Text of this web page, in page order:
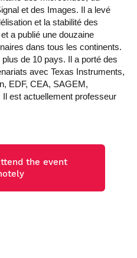
et des Images. Il a levé
et la stabilité des
a publié une douzaine
dans tous les continents.
de 10 pays. Il a porté des
avec Texas Instruments,
EDF, CEA, SAGEM,
est actuellement professeur
the event